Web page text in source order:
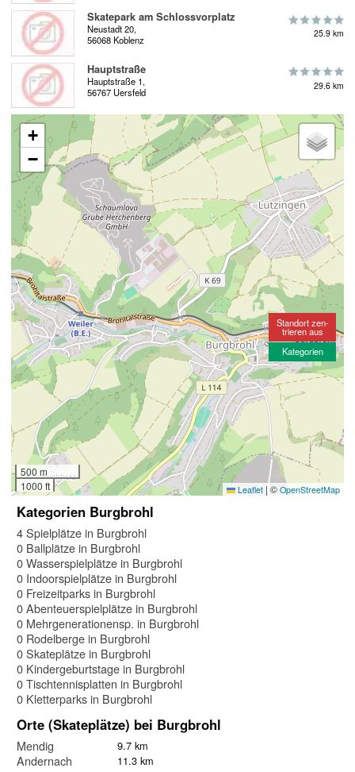
Skatepark am Schlossvorplatz
Neustadt 20,
56068 Koblenz
25.9 km
Hauptstraße
Hauptstraße 1,
56767 Uersfeld
29.6 km
+
−
500 m
1000 ft
Leaflet | © OpenStreetMap
Standort zen-
trieren aus
Kategorien
Kategorien Burgbrohl
4 Spielplätze in Burgbrohl
0 Ballplätze in Burgbrohl
0 Wasserspielplätze in Burgbrohl
0 Indoorspielplätze in Burgbrohl
0 Freizeitparks in Burgbrohl
0 Abenteuerspielplätze in Burgbrohl
0 Mehrgenerationensp. in Burgbrohl
0 Rodelberge in Burgbrohl
0 Skateplätze in Burgbrohl
0 Kindergeburtstage in Burgbrohl
0 Tischtennisplatten in Burgbrohl
0 Kletterparks in Burgbrohl
Orte (Skateplätze) bei Burgbrohl
Mendig 9.7 km
Andernach 11.3 km